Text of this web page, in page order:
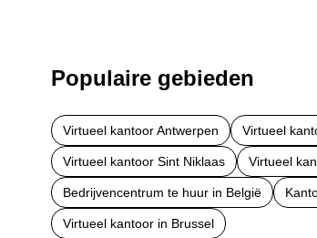
Populaire gebieden
Virtueel kantoor Antwerpen Virtueel
Virtueel kantoor Sint Niklaas Virtueel
Bedrijvencentrum te huur in België
Virtueel kantoor in Brussel